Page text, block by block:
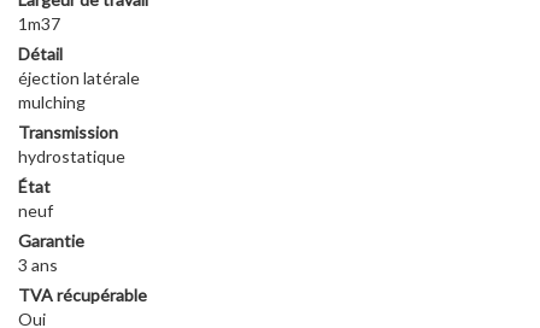
1m37
Détail
éjection latérale
mulching
Transmission
hydrostatique
État
neuf
Garantie
3 ans
TVA récupérable
Oui